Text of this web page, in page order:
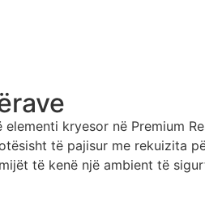
kryesor në Premium
të pajisur me rekuizita
të kenë një ambient të